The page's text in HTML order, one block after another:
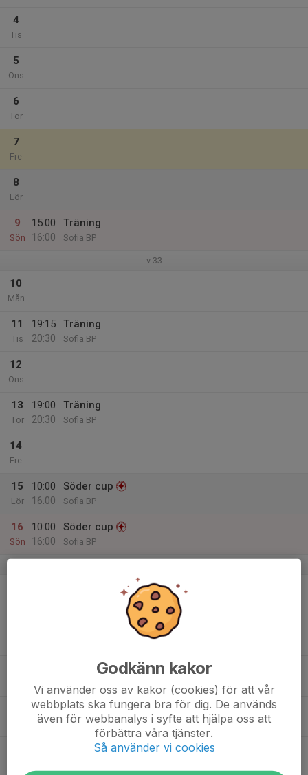
4
Tis
5
Ons
6
Tor
7
Fre
8
Lör
9
Sön
15:00
16:00
Träning
Sofia BP
v.33
10
Mån
11
Tis
19:15
20:30
Träning
Sofia BP
12
Ons
13
Tor
19:00
20:30
Träning
Sofia BP
14
Fre
15
Lör
10:00
16:00
Söder cup
Sofia BP
16
Sön
10:00
16:00
Söder cup
Sofia BP
19:00
20:30
Träning
Sofia BP
Godkänn kakor
Vi använder oss av kakor (cookies) för att vår
webbplats ska fungera bra för dig. De används
även för webbanalys i syfte att hjälpa oss att
förbättra våra tjänster.
Så använder vi cookies